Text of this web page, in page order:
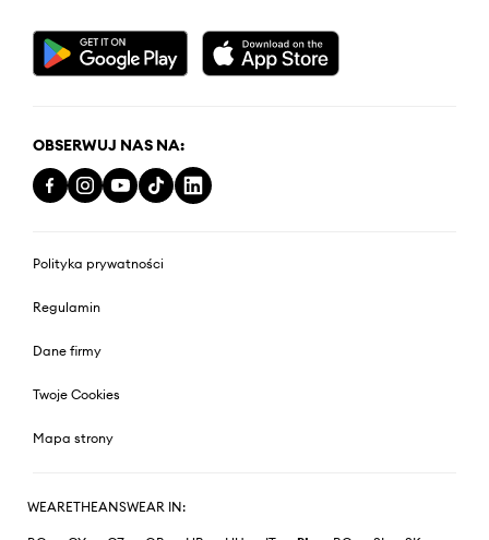
OBSERWUJ NAS NA:
Polityka prywatności
Regulamin
Dane firmy
Twoje Cookies
Mapa strony
WEARETHEANSWEAR IN: